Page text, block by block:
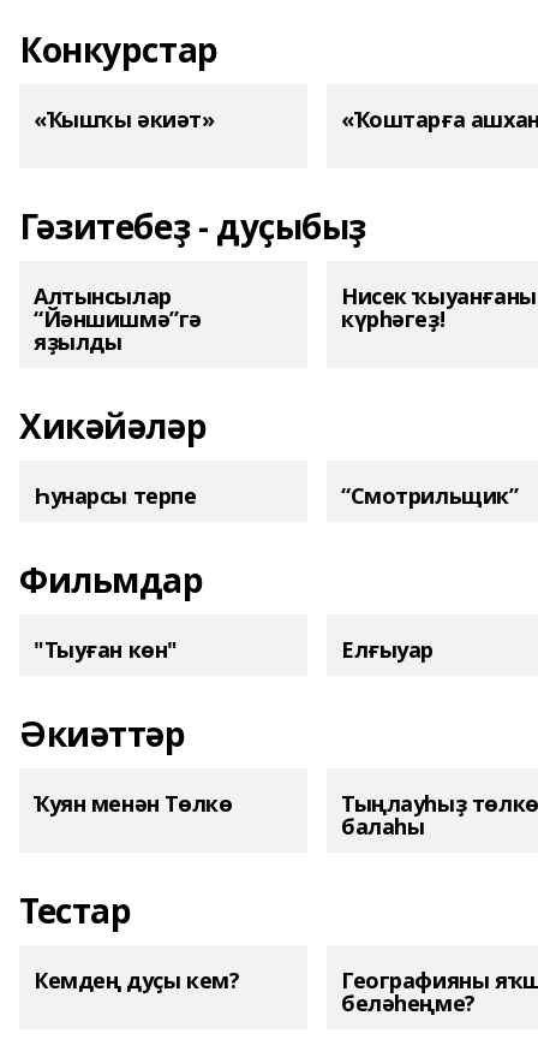
Конкурстар
«Ҡышҡы әкиәт» «Ҡоштарға
Гәзитебеҙ - дуҫыбыҙ
Алтынсылар
“Йәншишмә”гә
яҙылды
Нисек
күрһәгеҙ!
Хикәйәләр
Һунарсы терпе “Смотрильщик”
Фильмдар
"Тыуған көн" Елғыуар
Әкиәттәр
Ҡуян менән Төлкө Тыңлауһыҙ төлкө
балаһы
Тестар
Кемдең дуҫы кем? Географияны
беләһеңме?